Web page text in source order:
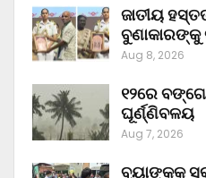
ଜାତୀୟ
ବୁଣାକାରଙ୍କୁ
Aug 8, 2026
୧୨ରେ
ଘୂର୍ଣ୍ଣିବଳୟ
Aug 7, 2026
ବ୍ୟାଙ୍କକ